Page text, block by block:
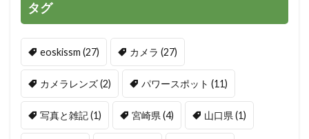
タグ
eoskissm (27) カメラ (27)
カメラレンズ(2) パワースポット (11)
写真と雑記(1) 宮崎県 (4) 山口県 (1)